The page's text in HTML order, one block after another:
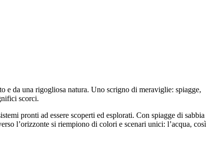
e da una rigogliosa natura. Uno scrigno di meraviglie: spiagge,
scorci.
pronti ad essere scoperti ed esplorati. Con spiagge di sabbia
l’orizzonte si riempiono di colori e scenari unici: l’acqua, così